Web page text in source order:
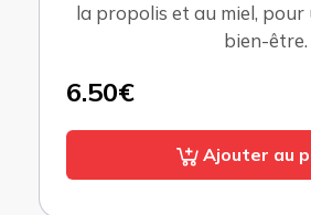
la propolis et au miel, pour
bien-être.
6.50€
Ajouter au